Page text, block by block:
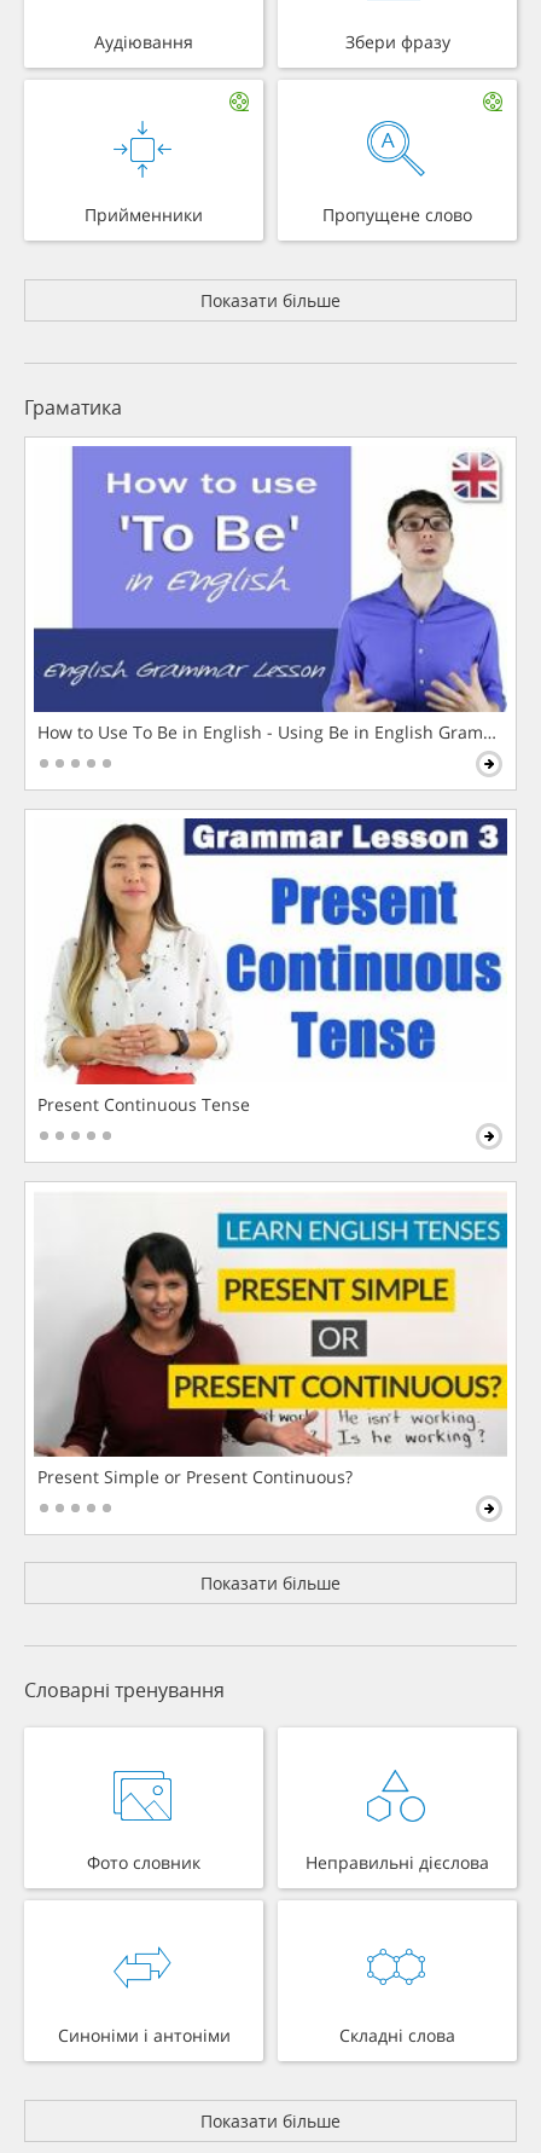
Аудіювання Збери фразу
Прийменники Пропущене слово
Показати більше
Граматика
How to Use To Be in English - Using Be in English Grammar
Present Continuous Tense
Present Simple or Present Continuous?
Показати більше
Словарні тренування
Фото словник Неправильні дієслова
Синоніми і антоніми Складні слова
Показати більше